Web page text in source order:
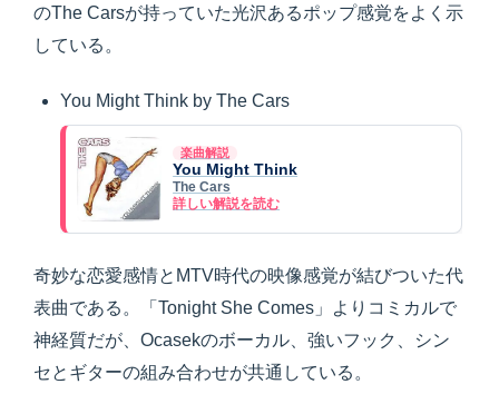
のThe Carsが持っていた光沢あるポップ感覚をよく示
している。
You Might Think by The Cars
楽曲解説
You Might Think
The Cars
詳しい解説を読む
奇妙な恋愛感情とMTV時代の映像感覚が結びついた代
表曲である。「Tonight She Comes」よりコミカルで
神経質だが、Ocasekのボーカル、強いフック、シン
セとギターの組み合わせが共通している。